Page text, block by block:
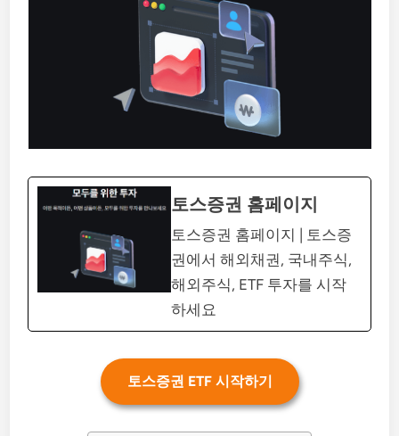
토스증권 홈페이지
토스증권 홈페이지 | 토스증
권에서 해외채권, 국내주식,
해외주식, ETF 투자를 시작
하세요
토스증권 ETF 시작하기